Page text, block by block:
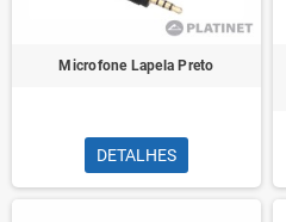
Microfone Lapela Preto
DETALHES